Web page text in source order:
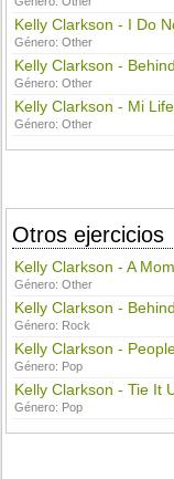
Kelly Clarkson - I Do
Género:Other
Kelly Clarkson -
Género:Other
Kelly Clarkson - Mi
Género:Other
Otros ejercicios
Kelly Clarkson - A
Género:Other
Kelly Clarkson -
Género: Rock
Kelly Clarkson -
Género: Pop
Kelly Clarkson - Tie It
Género: Pop